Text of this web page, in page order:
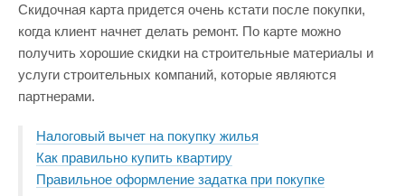
Скидочная карта придется очень кстати после покупки,
когда клиент начнет делать ремонт. По карте можно
получить хорошие скидки на строительные материалы и
услуги строительных компаний, которые являются
партнерами.
Налоговый вычет на покупку жилья
Как правильно купить квартиру
Правильное оформление задатка при покупке